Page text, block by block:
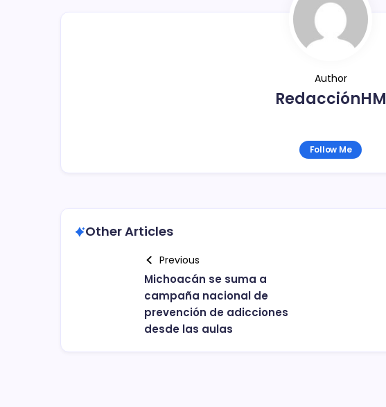
Author
RedacciónHM
Follow Me
Other Articles
Previous
Michoacán se suma a
campaña nacional de
prevención de adicciones
desde las aulas